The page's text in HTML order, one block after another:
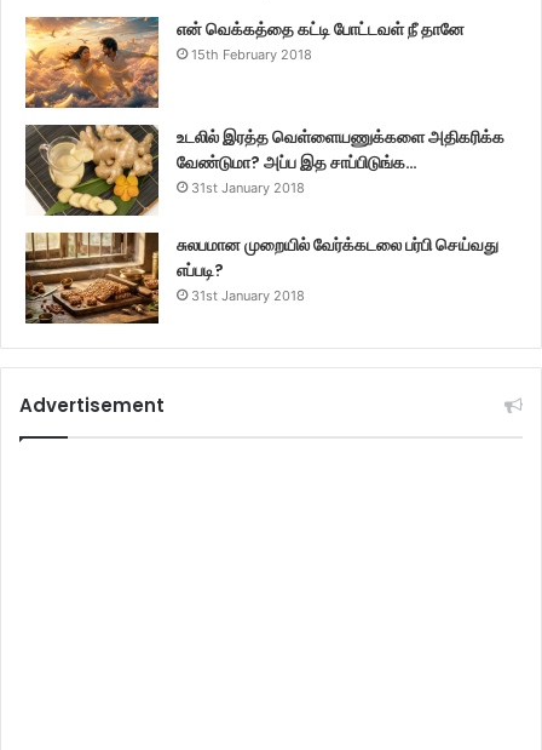
என் வெக்கத்தை கட்டி போட்டவள் நீ தானே
15th February 2018
உடலில் இரத்த வெள்ளையணுக்களை அதிகரிக்க
வேண்டுமா? அப்ப இத சாப்பிடுங்க…
31st January 2018
சுலபமான முறையில் வேர்க்கடலை பர்பி செய்வது
எப்படி?
31st January 2018
Advertisement